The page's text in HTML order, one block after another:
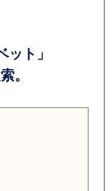
ト」
。